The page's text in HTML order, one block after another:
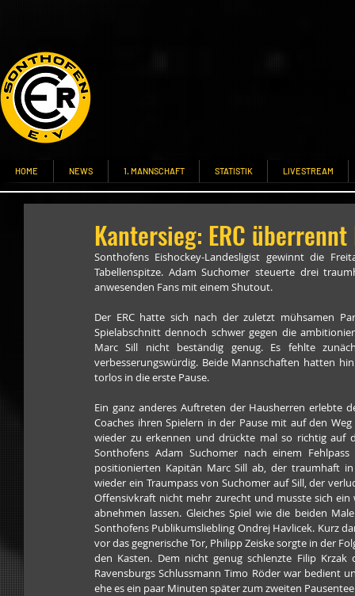
HOME NEWS 1. MANNSCHAFT STATISTIK LIVESTREAM
Kantersieg: ERC
Sonthofens Eishockey-Landesligist gewinnt die
Tabellenspitze. Adam Suchomer steuerte drei
anwesenden Fans mit einem Shutout.
Der ERC hatte sich nach der zuletzt mühsamen
Spielabschnitt dennoch schwer gegen die
Marc Sill nicht beständig genug. Es fehlte
verbesserungswürdig. Beide Mannschaften hatten
torlos in die erste Pause.
Ein ganz anderes Auftreten der Hausherren erlebte
Coaches ihren Spielern in der Pause mit auf den
wieder zu erkennen und drückte mal so richtig auf
Sonthofens Adam Suchomer nach einem
positionierten Kapitän Marc Sill ab, der traumhaft
wieder ein Traumpass von Suchomer auf Sill, der
Offensivkraft nicht mehr zurecht und musste sich
abnehmen lassen. Gleiches Spiel wie die beiden
Sonthofens Publikumsliebling Ondrej Havlicek. Kurz
vor das gegnerische Tor, Philipp Zeiske sorgte in der
den Kasten. Dem nicht genug schlenzte Filip
Ravensburgs Schlussmann Timo Röder war
ehe es ein paar Minuten später zum zweiten